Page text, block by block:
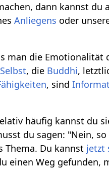
dann kannst du
Anliegens oder
man die Emotionalität
Selbst, die Buddhi,
, sind
häufig kannst du
du sagen: "Nein,
Thema. Du kannst jetzt
einen Weg gefunden,